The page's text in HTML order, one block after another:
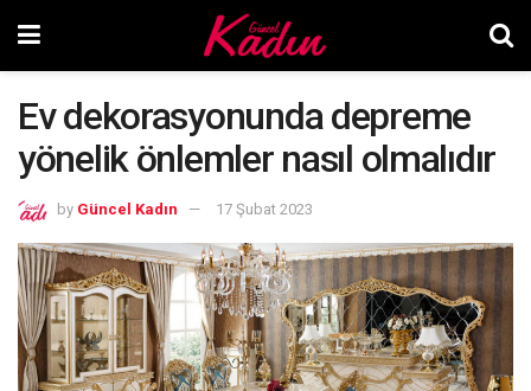
Ev dekorasyonunda depreme
yönelik önlemler nasıl olmalıdır
by Güncel Kadın 17 Şubat 2023